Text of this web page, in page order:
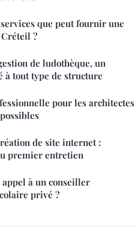
que peut fournir une
?
de ludothèque, un
à tout type de structure
pour les architectes
de site internet :
premier entretien
à un conseiller
privé ?